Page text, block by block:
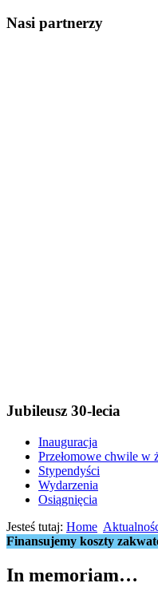
Nasi partnerzy
Jubileusz 30-lecia
Inauguracja
Przełomowe chwile w
Stypendyści
Wydarzenia
Osiągnięcia
Jesteś tutaj: Home
Finansujemy koszty
In memoriam…